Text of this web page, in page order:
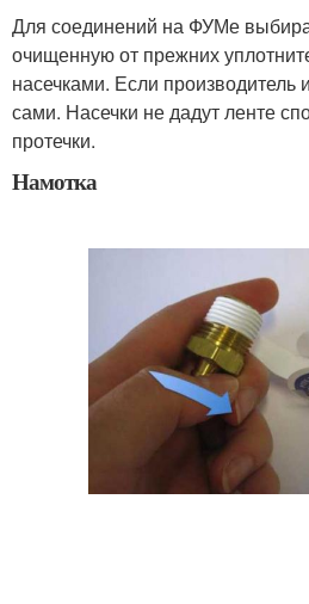
Для соединений на ФУМе
очищенную от прежних
насечками. Если производитель
сами. Насечки не дадут ленте
протечки.
Намотка